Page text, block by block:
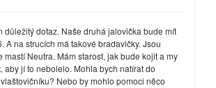
důležitý dotaz. Naše druhá jalovička bude mít
A na strucích má takové bradavičky. Jsou
mastí Neutra. Mám starost, jak bude kojit a my
aby jí to nebolelo. Mohla bych natírat do
Nebo by mohlo pomoci něco